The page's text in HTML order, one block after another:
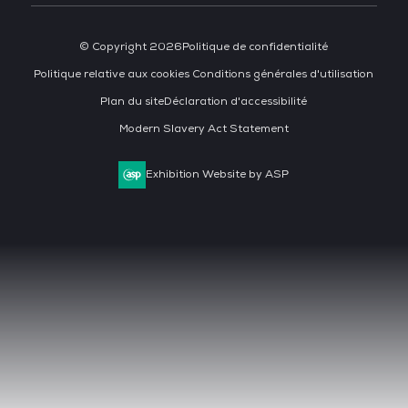
© Copyright 2026Politique de confidentialité
Politique relative aux cookies Conditions générales d'utilisation
Plan du siteDéclaration d'accessibilité
Modern Slavery Act Statement
Exhibition Website by ASP